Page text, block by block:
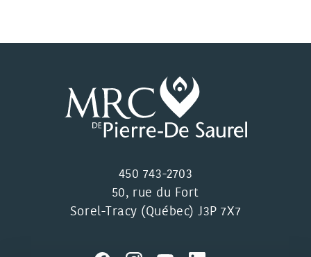
450 743-2703
50, rue du Fort
Sorel-Tracy (Québec) J3P 7X7